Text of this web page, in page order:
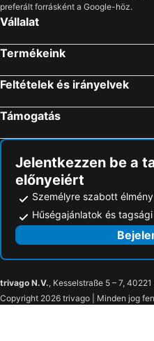
preferált forrásként a Google-höz.
Vállalat
Termékeink
Feltételek és irányelvek
Támogatás
Jelentkezzen be a
előnyeiért
Személyre szabott élmény
Hűségajánlatok és
trivago N.V., Kesselstraße 5 – 7,
Copyright 2026 trivago | Minden jog